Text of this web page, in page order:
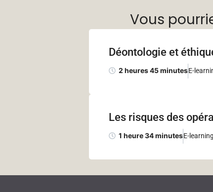
Vous
Déontologie et
2 heures 45 minutesE-
Les risques des
1 heure 34 minutesE-learning